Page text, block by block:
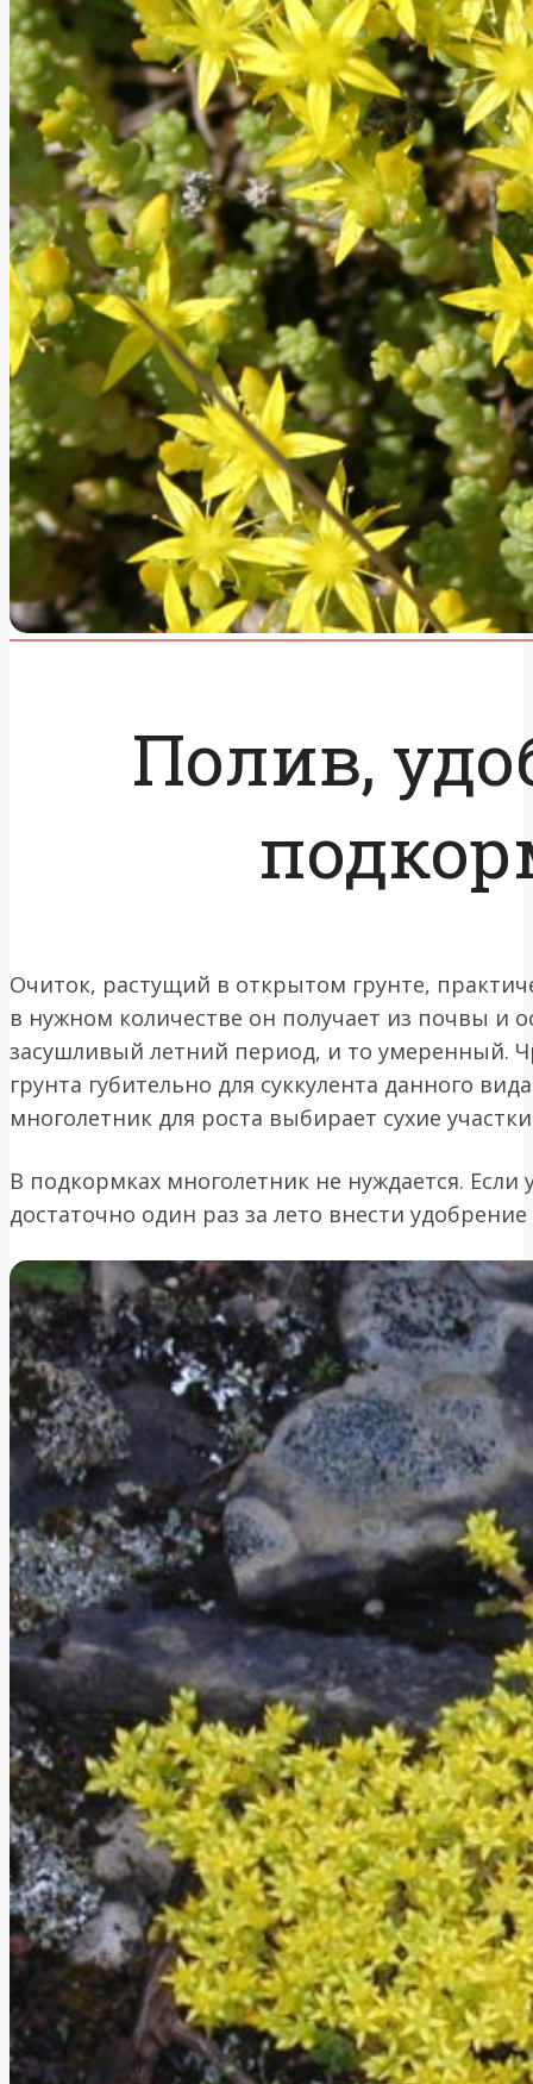
Полив,
Очиток, растущий в открытом грунте,
в нужном количестве он получает из почвы и
засушливый летний период, и то умеренный.
грунта губительно для суккулента данного
многолетник для роста выбирает сухие
В подкормках многолетник не нуждается.
достаточно один раз за лето внести удобрение